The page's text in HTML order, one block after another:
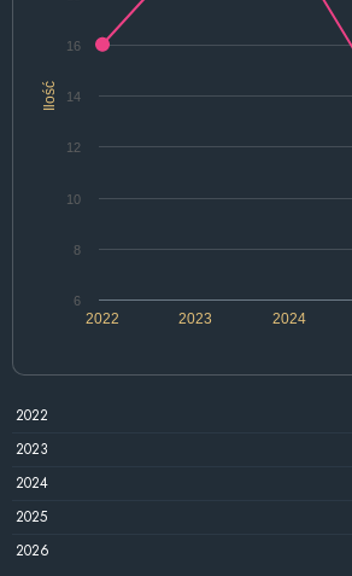
Ilość
2022 2024
2023
6
8
10
12
14
16
2022
2023
2024
2025
2026